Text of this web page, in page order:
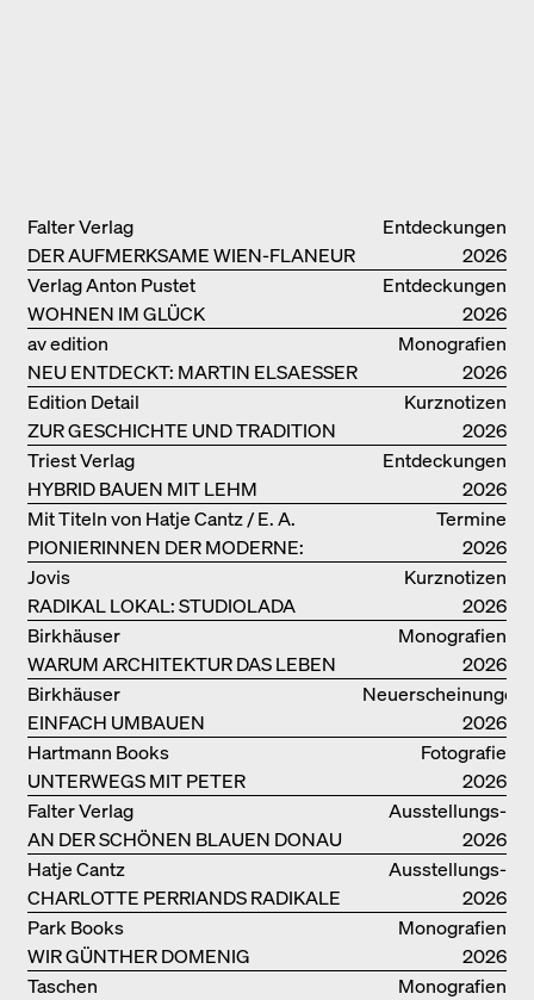
Entdeckungen
DER AUFMERKSAME WIEN-FLANEUR
Falter Verlag
2026
Entdeckungen
WOHNEN IM GLÜCK
Verlag Anton Pustet
2026
Monografien
NEU ENTDECKT: MARTIN ELSAESSER
av edition
2026
Kurznotizen
ZUR GESCHICHTE UND TRADITION
VON LEHMBAUTEN
Edition Detail
2026
Entdeckungen
HYBRID BAUEN MIT LEHM
Triest Verlag
2026
Termine
PIONIERINNEN DER MODERNE:
DANKE FÜR DAS INTERESSE AN
UNSERER DRITTEN BÜCHERSOIRÉE!
Mit Titeln von Hatje Cantz / E. A.
Seemann / Promedia
2026
Kurznotizen
RADIKAL LOKAL: STUDIOLADA
Jovis
2026
Monografien
WARUM ARCHITEKTUR DAS LEBEN
VERBESSERN KANN: ANNA
HERINGER
Birkhäuser
2026
Neuerscheinungen
EINFACH UMBAUEN
Birkhäuser
2026
Fotografie
UNTERWEGS MIT PETER
BIALOBRZESKI
Hartmann Books
2026
Ausstellungs­
kataloge
AN DER SCHÖNEN BLAUEN DONAU
Falter Verlag
2026
Ausstellungs­
kataloge
CHARLOTTE PERRIANDS RADIKALE
IDEEN ZUM WOHNEN
Hatje Cantz
2026
Monografien
WIR GÜNTHER DOMENIG
Park Books
2026
Monografien
Taschen